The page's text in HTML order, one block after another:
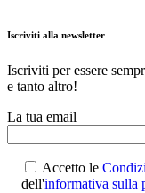
Iscriviti alla newsletter
Iscriviti per essere
e tanto altro!
La tua email
Accetto le
dell'informativa sulla